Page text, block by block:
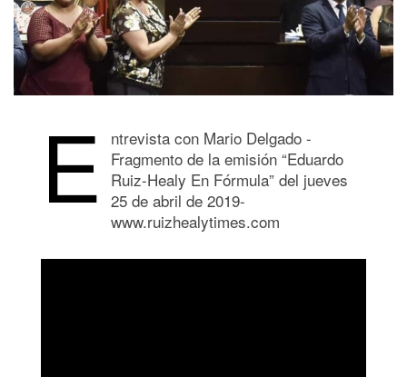
E
ntrevista con Mario Delgado -
Fragmento de la emisión “Eduardo
Ruiz-Healy En Fórmula” del jueves
25 de abril de 2019-
www.ruizhealytimes.com